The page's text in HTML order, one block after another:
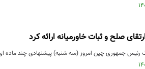
صلح و ثبات خاورمیانه ارائه کرد
جمهوری چین امروز (سه شنبه) پیشنهادی چند ماده ای